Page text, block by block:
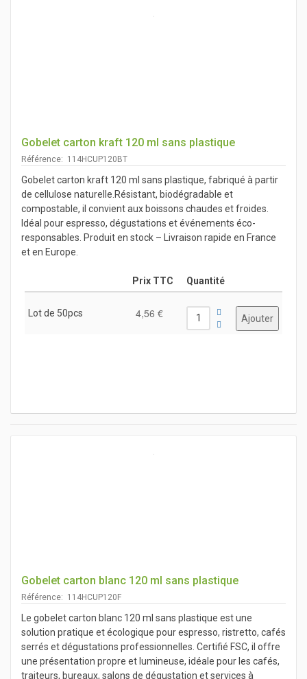
Gobelet carton kraft 120 ml sans plastique
Référence: 114HCUP120BT
Gobelet carton kraft 120 ml sans plastique, fabriqué à partir
de cellulose naturelle.Résistant, biodégradable et
compostable, il convient aux boissons chaudes et froides.
Idéal pour espresso, dégustations et événements éco-
responsables. Produit en stock – Livraison rapide en France
et en Europe.
Prix TTC Quantité
Lot de 50pcs 4,56 €
Gobelet carton blanc 120 ml sans plastique
Référence: 114HCUP120F
Le gobelet carton blanc 120 ml sans plastique est une
solution pratique et écologique pour espresso, ristretto, cafés
serrés et dégustations professionnelles. Certifié FSC, il offre
une présentation propre et lumineuse, idéale pour les cafés,
traiteurs, bureaux, salons de dégustation et services à